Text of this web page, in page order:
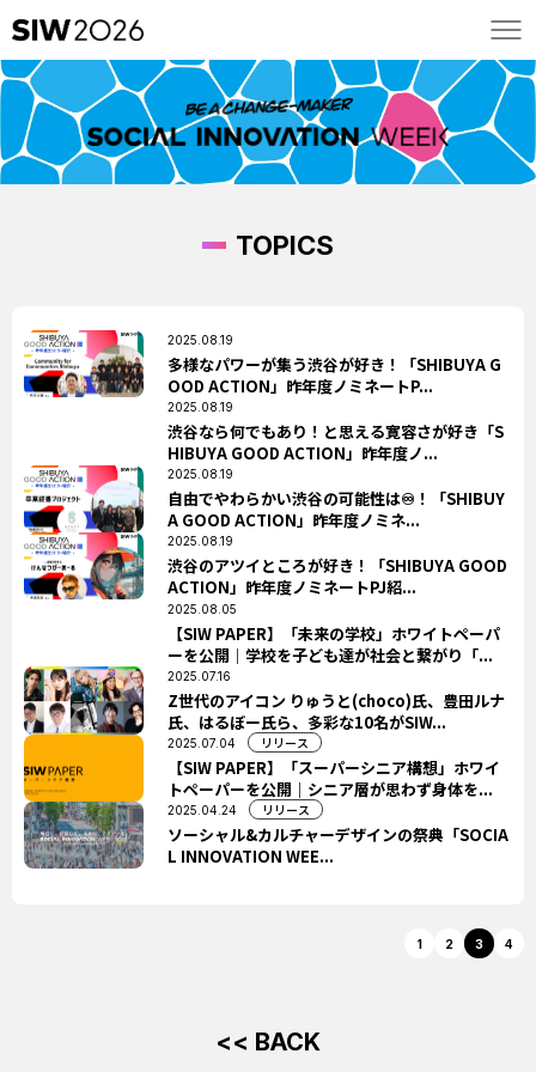
TOPICS
2025.08.19
多様なパワーが集う渋谷が好き！「SHIBUYA G
OOD ACTION」昨年度ノミネートP...
2025.08.19
渋谷なら何でもあり！と思える寛容さが好き「S
HIBUYA GOOD ACTION」昨年度ノ...
2025.08.19
自由でやわらかい渋谷の可能性は♾️！「SHIBUY
A GOOD ACTION」昨年度ノミネ...
2025.08.19
渋谷のアツイところが好き！「SHIBUYA GOOD
ACTION」昨年度ノミネートPJ紹...
2025.08.05
【SIW PAPER】「未来の学校」ホワイトペーパ
ーを公開｜学校を子ども達が社会と繋がり「...
2025.07.16
Z世代のアイコン りゅうと(choco)氏、豊田ルナ
氏、はるぼー氏ら、多彩な10名がSIW...
2025.07.04 リリース
【SIW PAPER】「スーパーシニア構想」ホワイ
トペーパーを公開｜シニア層が思わず身体を...
2025.04.24 リリース
ソーシャル&カルチャーデザインの祭典「SOCIA
L INNOVATION WEE...
1 2 3 4
<< BACK